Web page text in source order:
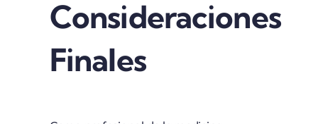
Consideraciones
Finales